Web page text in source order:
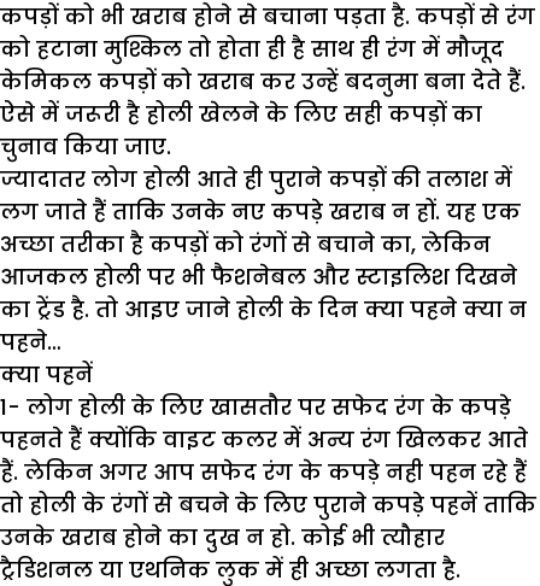
कपड़ों को भी खराब होने से बचाना पड़ता है. कपड़ों से रंग
को हटाना मुश्किल तो होता ही है साथ ही रंग में मौजूद
केमिकल कपड़ों को खराब कर उन्हें बदनुमा बना देते हैं.
ऐसे में जरूरी है होली खेलने के लिए सही कपड़ों का
चुनाव किया जाए.
ज्यादातर लोग होली आते ही पुराने कपड़ों की तलाश में
लग जाते हैं ताकि उनके नए कपड़े खराब न हों. यह एक
अच्छा तरीका है कपड़ों को रंगों से बचाने का, लेकिन
आजकल होली पर भी फैशनेबल और स्टाइलिश दिखने
का ट्रेंड है. तो आइए जाने होली के दिन क्या पहने क्या न
पहने…
क्या पहनें
1- लोग होली के लिए खासतौर पर सफेद रंग के कपड़े
पहनते हैं क्योंकि वाइट कलर में अन्य रंग खिलकर आते
हैं. लेकिन अगर आप सफेद रंग के कपड़े नही पहन रहे हैं
तो होली के रंगों से बचने के लिए पुराने कपड़े पहनें ताकि
उनके खराब होने का दुख न हो. कोई भी त्यौहार
ट्रैडिशनल या एथनिक लुक में ही अच्छा लगता है.